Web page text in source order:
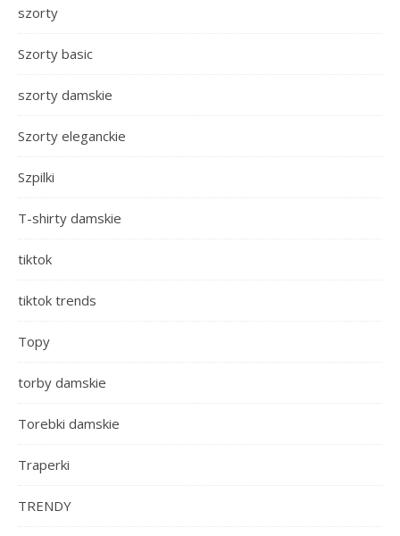
szorty
Szorty basic
szorty damskie
Szorty eleganckie
Szpilki
T-shirty damskie
tiktok
tiktok trends
Topy
torby damskie
Torebki damskie
Traperki
TRENDY